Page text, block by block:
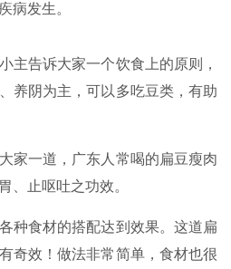
病发生。
主告诉大家一个饮食上的原则，
养阴为主，可以多吃豆类，有助
家一道，广东人常喝的扁豆瘦肉
、止呕吐之功效。
种食材的搭配达到效果。这道扁
奇效！做法非常简单，食材也很